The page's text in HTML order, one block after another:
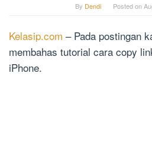
By Dendi Posted on
Kelasip.com – Pada postingan
membahas tutorial cara copy
iPhone.